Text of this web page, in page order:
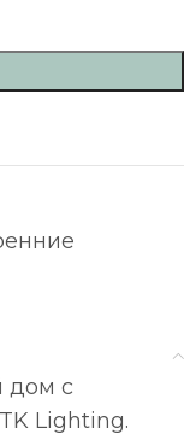
дом с
Lighting.